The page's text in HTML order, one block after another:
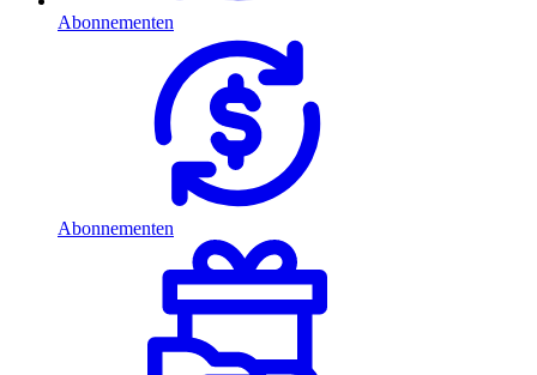
Abonnementen
Abonnementen